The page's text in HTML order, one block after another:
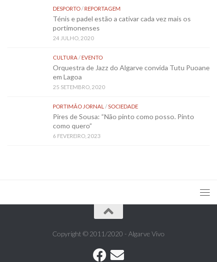
DESPORTO/REPORTAGEM
Ténis e padel estão a cativar cada vez mais os
portimonenses
24 JULHO, 2020
CULTURA/EVENTO
Orquestra de Jazz do Algarve convida Tutu Puoane
em Lagoa
25 SETEMBRO, 2020
PORTIMÃO JORNAL /SOCIEDADE
Pires de Sousa: “Não pinto como posso. Pinto
como quero”
6 FEVEREIRO, 2023
Copyright © 2011/2020 - Algarve Vivo